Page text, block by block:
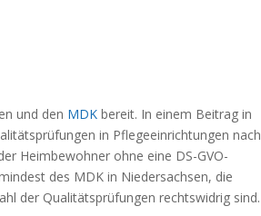
und den MDK bereit. In einem Beitrag in
in Pflegeeinrichtungen nach
Heimbewohner ohne eine DS-GVO-
des MDK in Niedersachsen, die
der Qualitätsprüfungen rechtswidrig sind.